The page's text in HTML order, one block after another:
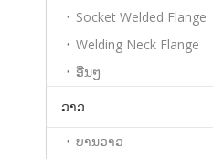
Socket Welded Flange
Welding Neck Flange
ອື່ນໆ
ວາວ
ບານວາວ